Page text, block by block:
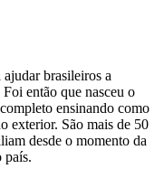
brasileiros a
então que nasceu o
ensinando como
exterior. São mais de 50
desde o momento da
país.